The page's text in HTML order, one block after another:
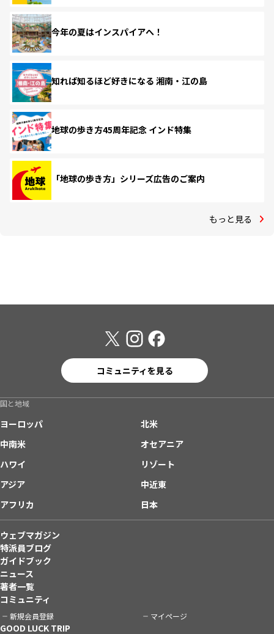
今年の夏はインスパイアへ！
知れば知るほど好きになる 湘南・江の島
地球の歩き方45周年記念 インド特集
「地球の歩き方」シリーズ広告のご案内
もっと見る
コミュニティを見る
国と地域
ヨーロッパ
北米
中南米
オセアニア
ハワイ
リゾート
アジア
中近東
アフリカ
日本
ウェブマガジン
特派員ブログ
ガイドブック
ニュース
著者一覧
コミュニティ
新規会員登録 マイページ
GOOD LUCK TRIP